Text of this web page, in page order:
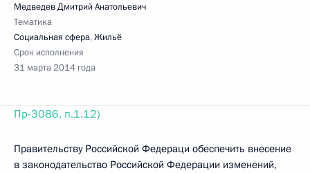
Медведев Дмитрий Анатольевич
Тематика
Социальная сфера,Жильё
Срок исполнения
31 марта 2014 года
Пр-3086, п.1.12)
Правительству Российской Федераци обеспечить внесение
в законодательство Российской Федерации изменений,